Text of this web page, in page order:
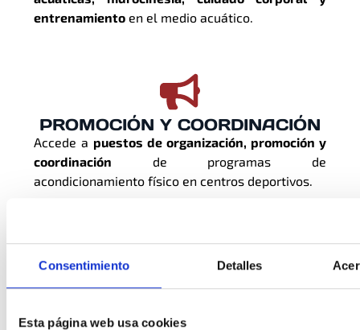
Consentimiento Detalles
Esta página web usa cookies
entrenamiento en el medio acuático.
PROMOCIÓN Y COORDINACIÓN
Accede a puestos de organización, promoción y
coordinación de programas de
acondicionamiento físico en centros deportivos.